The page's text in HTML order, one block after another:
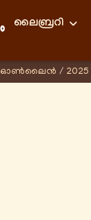
ലൈബ്രറി
ഓണ്‍ലൈന്‍ / 2025